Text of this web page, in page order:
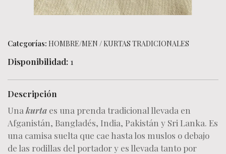
Categorías: HOMBRE/MEN /KURTAS TRADICIONALES
Disponibilidad: 1
Descripción
Una kurta es una prenda tradicional llevada en
Afganistán, Bangladés, India, Pakistán y Sri Lanka. Es
una camisa suelta que cae hasta los muslos o debajo
de las rodillas del portador y es llevada tanto por